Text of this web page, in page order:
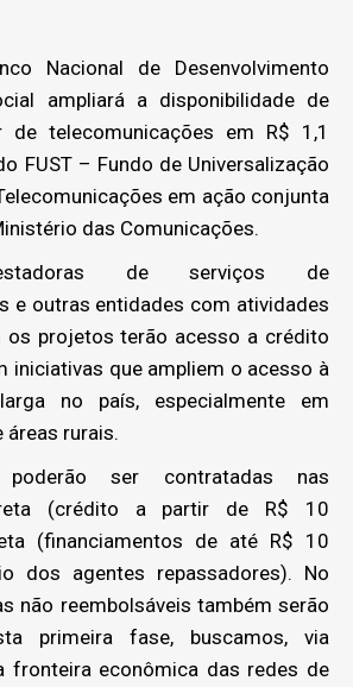
Nacional de Desenvolvimento
ampliará a disponibilidade de
telecomunicações em R$ 1,1
FUST – Fundo de Universalização
em ação conjunta
das Comunicações.
de serviços de
e outras entidades com atividades
os projetos terão acesso a crédito
iniciativas que ampliem o acesso à
no país, especialmente em
áreas rurais.
ser contratadas nas
(crédito a partir de R$ 10
(financiamentos de até R$ 10
dos agentes repassadores). No
não reembolsáveis também serão
primeira fase, buscamos, via
fronteira econômica das redes de